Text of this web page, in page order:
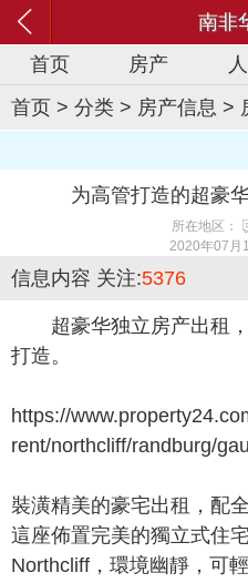
南非
首页 房产
首页 > 分类 > 房产信息 >
为高管打造的超豪
所在地区：
2020年07月
信息内容 关注:5376
超豪华独立房产出租
打造。
https://
rent/northcliff/randburg/
裝潢精美的豪宅出租，配全
這座佈置完美的獨立式住
Northcliff，環境幽靜，可